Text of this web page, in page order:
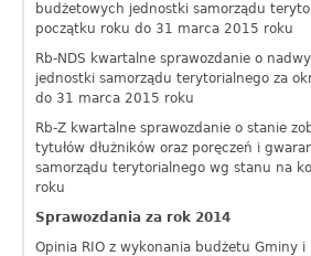
budżetowych jednostki samorządu
początku roku do 31 marca 2015 roku
Rb-NDS kwartalne sprawozdanie o
jednostki samorządu terytorialnego za
do 31 marca 2015 roku
Rb-Z kwartalne sprawozdanie o stanie
tytułów dłużników oraz poręczeń i
samorządu terytorialnego wg stanu na
roku
Sprawozdania za rok 2014
Opinia RIO z wykonania budżetu Gminy i